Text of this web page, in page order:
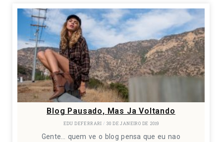
Blog Pausado, Mas Ja Voltando
EDU DEFERRARI 30 DE JANEIRO DE 2019
Gente… quem ve o blog pensa que eu nao